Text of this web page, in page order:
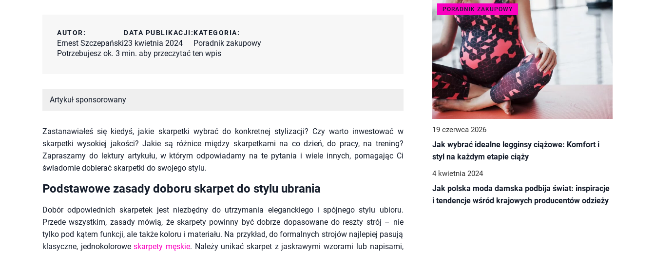
AUTOR:
Ernest Szczepański
DATA PUBLIKACJI:
23 kwietnia 2024
KATEGORIA:
Poradnik zakupowy
Potrzebujesz ok. 3 min. aby przeczytać ten wpis
Artykuł sponsorowany
Zastanawiałeś się kiedyś, jakie skarpetki wybrać do konkretnej stylizacji? Czy warto inwestować w
skarpetki wysokiej jakości? Jakie są różnice między skarpetkami na co dzień, do pracy, na trening?
Zapraszamy do lektury artykułu, w którym odpowiadamy na te pytania i wiele innych, pomagając Ci
świadomie dobierać skarpetki do swojego stylu.
Podstawowe zasady doboru skarpet do stylu ubrania
Dobór odpowiednich skarpetek jest niezbędny do utrzymania eleganckiego i spójnego stylu ubioru.
Przede wszystkim, zasady mówią, że skarpety powinny być dobrze dopasowane do reszty strój – nie
tylko pod kątem funkcji, ale także koloru i materiału. Na przykład, do formalnych strojów najlepiej pasują
klasyczne, jednokoloroweskarpety męskie. Należy unikać skarpet z jaskrawymi wzorami lub napisami,
PORADNIK ZAKUPOWY
19 czerwca 2026
Jak wybrać idealne legginsy ciążowe: Komfort i
styl na każdym etapie ciąży
MODA VINTAGE
4 kwietnia 2024
Jak polska moda damska podbija świat: inspiracje
i tendencje wśród krajowych producentów odzieży